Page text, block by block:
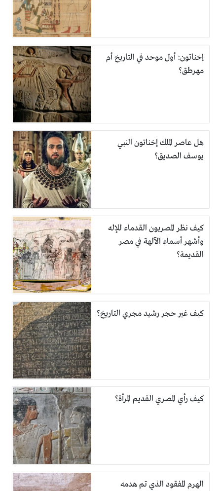
إخناتون: أول موحد في التاريخ أم
مهرطق؟
هل عاصر الملك إخناتون النبي
يوسف الصديق؟
كيف نظر المصريون القدماء للإله
وأشهر أسماء الآلهة في مصر
القديمة؟
كيف غير حجر رشيد مجري التاريخ؟
كيف رأي المصري القديم المرأة؟
الهرم المفقود الذي تم هدمه